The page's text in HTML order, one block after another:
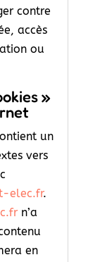
contre
accès
ou
»
un
vers
elec.fr.
n’a
en